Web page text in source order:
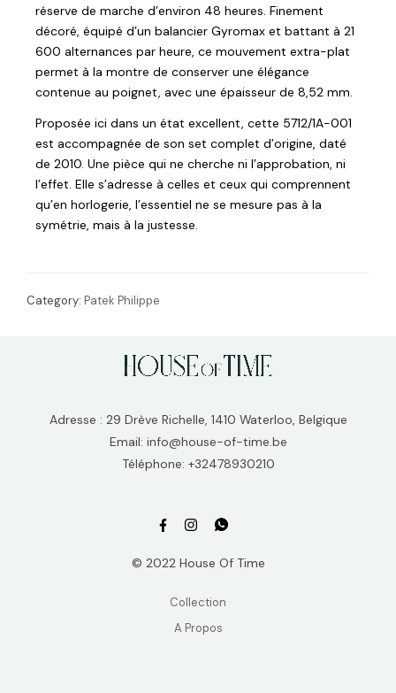
réserve de marche d’environ 48 heures. Finement
décoré, équipé d’un balancier Gyromax et battant à 21
600 alternances par heure, ce mouvement extra-plat
permet à la montre de conserver une élégance
contenue au poignet, avec une épaisseur de 8,52 mm.
Proposée ici dans un état excellent, cette 5712/1A-001
est accompagnée de son set complet d’origine, daté
de 2010. Une pièce qui ne cherche ni l’approbation, ni
l’effet. Elle s’adresse à celles et ceux qui comprennent
qu’en horlogerie, l’essentiel ne se mesure pas à la
symétrie, mais à la justesse.
Category: Patek Philippe
Adresse : 29 Drève Richelle, 1410 Waterloo, Belgique
Email: info@house-of-time.be
Téléphone: +32478930210
© 2022 House Of Time
Collection
A Propos